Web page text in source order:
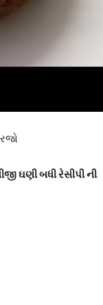
ઘણી બધી રેસીપી ની